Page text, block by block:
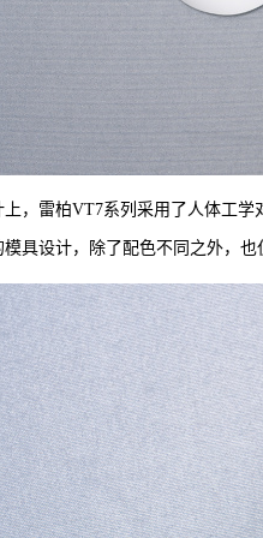
上，雷柏VT7系列采用了人体工
具设计，除了配色不同之外，也